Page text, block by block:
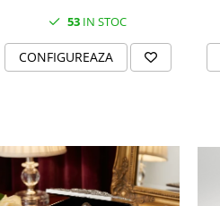
53 IN STOC
CONFIGUREAZA